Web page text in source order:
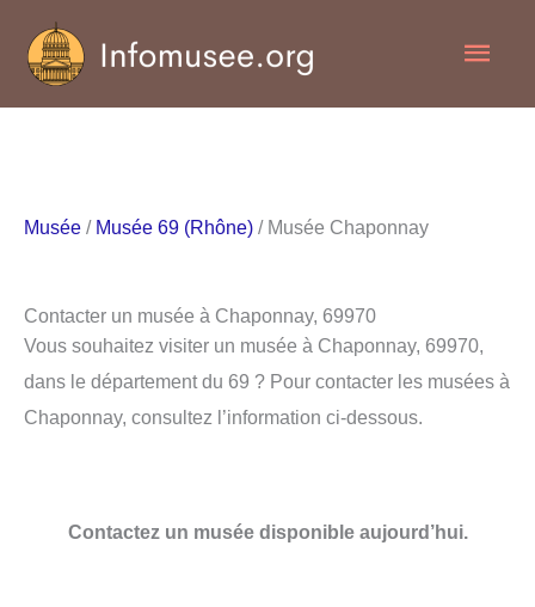
contenu
Musée / Musée 69 (Rhône) / Musée Chaponnay
Contacter un musée à Chaponnay, 69970
Vous souhaitez visiter un musée à Chaponnay, 69970,
dans le département du 69 ? Pour contacter les musées à
Chaponnay, consultez l’information ci-dessous.
Contactez un musée disponible aujourd’hui.